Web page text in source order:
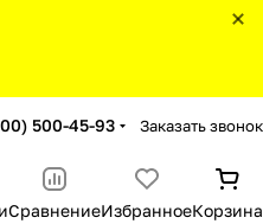
500-45-93 Заказать звонок
СравнениеИзбранноеКорзина